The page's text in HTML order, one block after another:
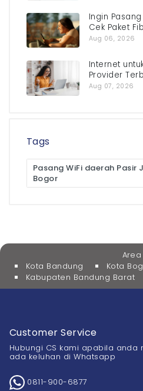
Ingin
Cek Paket
Aug 06, 2026
Internet
Provider
Aug 07, 2026
Tags
Pasang WiFi daerah Pasir
Bogor
Area
Kota Bandung
Kota
Kabupaten Bandung Barat
Customer Service
Hubungi CS kami apabila
ada keluhan di Whatsapp
0811-900-6877